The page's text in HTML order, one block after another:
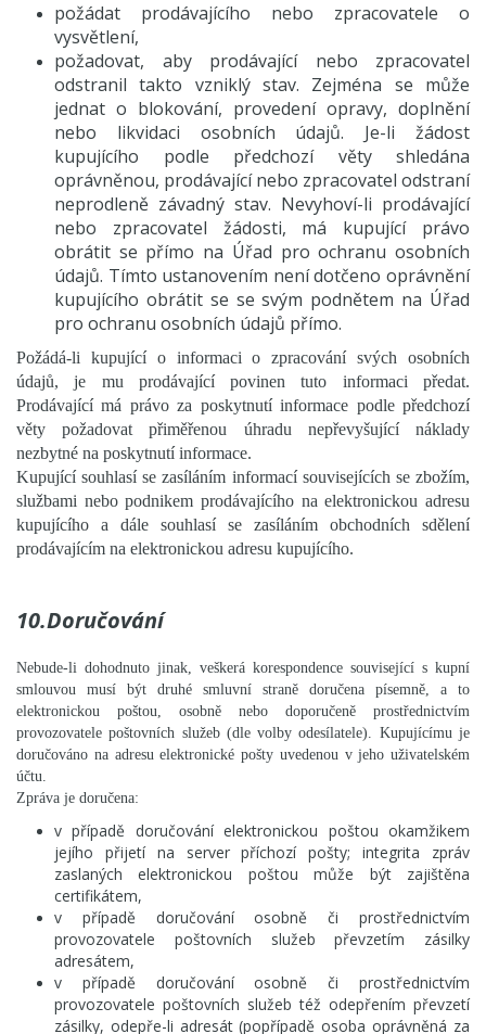
požádat prodávajícího nebo zpracovatele o
vysvětlení,
požadovat, aby prodávající nebo zpracovatel
odstranil takto vzniklý stav. Zejména se může
jednat o blokování, provedení opravy, doplnění
nebo likvidaci osobních údajů. Je-li žádost
kupujícího podle předchozí věty shledána
oprávněnou, prodávající nebo zpracovatel odstraní
neprodleně závadný stav. Nevyhoví-li prodávající
nebo zpracovatel žádosti, má kupující právo
obrátit se přímo na Úřad pro ochranu osobních
údajů. Tímto ustanovením není dotčeno oprávnění
kupujícího obrátit se se svým podnětem na Úřad
pro ochranu osobních údajů přímo.
Požádá-li kupující o informaci o zpracování svých osobních
údajů, je mu prodávající povinen tuto informaci předat.
Prodávající má právo za poskytnutí informace podle předchozí
věty požadovat přiměřenou úhradu nepřevyšující náklady
nezbytné na poskytnutí informace.
Kupující souhlasí se zasíláním informací souvisejících se zbožím,
službami nebo podnikem prodávajícího na elektronickou adresu
kupujícího a dále souhlasí se zasíláním obchodních sdělení
prodávajícím na elektronickou adresu kupujícího.
10.Doručování
Nebude-li dohodnuto jinak, veškerá korespondence související s kupní
smlouvou musí být druhé smluvní straně doručena písemně, a to
elektronickou poštou, osobně nebo doporučeně prostřednictvím
provozovatele poštovních služeb (dle volby odesílatele). Kupujícímu je
doručováno na adresu elektronické pošty uvedenou v jeho uživatelském
účtu.
Zpráva je doručena:
v případě doručování elektronickou poštou okamžikem
jejího přijetí na server příchozí pošty; integrita zpráv
zaslaných elektronickou poštou může být zajištěna
certifikátem,
v případě doručování osobně či prostřednictvím
provozovatele poštovních služeb převzetím zásilky
adresátem,
v případě doručování osobně či prostřednictvím
provozovatele poštovních služeb též odepřením převzetí
zásilky, odepře-li adresát (popřípadě osoba oprávněná za